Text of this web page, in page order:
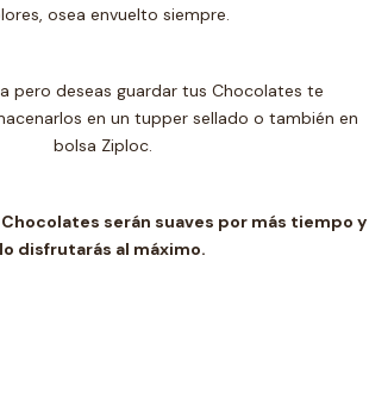
osea envuelto siempre.
pero deseas guardar tus Chocolates te
en un tupper sellado o también en
bolsa Ziploc.
serán suaves por más tiempo y
lo disfrutarás al máximo.